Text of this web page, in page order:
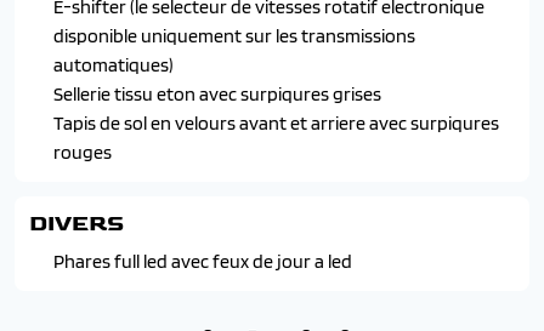
Systeme mykey (seconde cle programmable)
Trappe ford easyfuel (systeme de reapprovionnement
rapide en carburant/electricite)
Vitres avant et arriere electrique
Volant reglable en hauteur et en profondeur
Sabot de protection sous bouclier avant
Vitres arriere surteintees
Vitres avant laminees
E-shifter (le selecteur de vitesses rotatif electronique
disponible uniquement sur les transmissions
automatiques)
Sellerie tissu eton avec surpiqures grises
Tapis de sol en velours avant et arriere avec surpiqures
rouges
DIVERS
Phares full led avec feux de jour a led